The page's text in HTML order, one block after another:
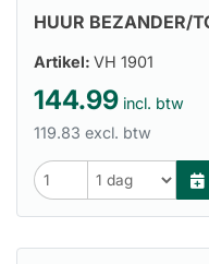
HUUR BEZANDER/
Artikel: VH 1901
144.99 incl. btw
119.83 excl. btw